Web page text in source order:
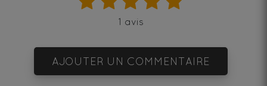
1 avis
AJOUTER UN COMMENTAIRE